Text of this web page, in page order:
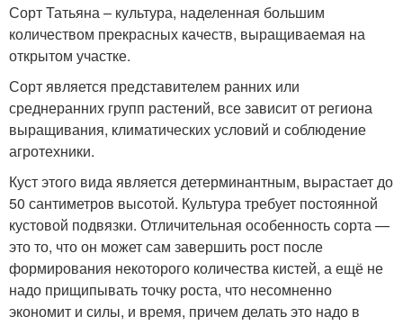
Сорт Татьяна – культура, наделенная большим
количеством прекрасных качеств, выращиваемая на
открытом участке.
Сорт является представителем ранних или
среднеранних групп растений, все зависит от региона
выращивания, климатических условий и соблюдение
агротехники.
Куст этого вида является детерминантным, вырастает до
50 сантиметров высотой. Культура требует постоянной
кустовой подвязки. Отличительная особенность сорта —
это то, что он может сам завершить рост после
формирования некоторого количества кистей, а ещё не
надо прищипывать точку роста, что несомненно
экономит и силы, и время, причем делать это надо в